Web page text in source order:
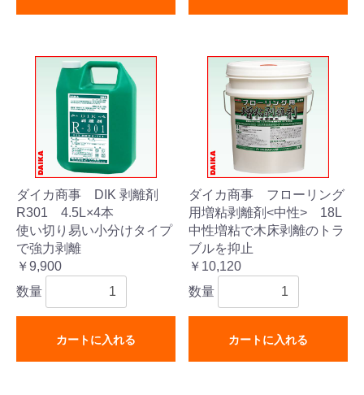
ダイカ商事 DIK 剥離剤
R301 4.5L×4本
使い切り易い小分けタイプ
で強力剥離
￥9,900
数量
カートに入れる
ダイカ商事 フローリング
用増粘剥離剤<中性> 18L
中性増粘で木床剥離のトラ
ブルを抑止
￥10,120
数量
カートに入れる